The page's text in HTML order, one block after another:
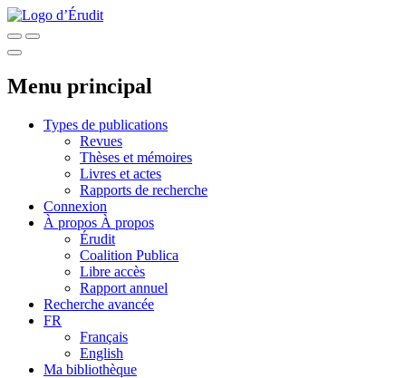
Menu principal
Types de publications
Revues
Thèses et mémoires
Livres et actes
Rapports de recherche
Connexion
À propos À propos
Érudit
Coalition Publica
Libre accès
Rapport annuel
Recherche avancée
FR
Français
English
Ma bibliothèque